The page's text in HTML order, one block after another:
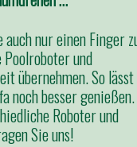
nur einen Finger
Poolroboter und
übernehmen. So lässt
noch besser genießen.
Roboter und
Sie uns!